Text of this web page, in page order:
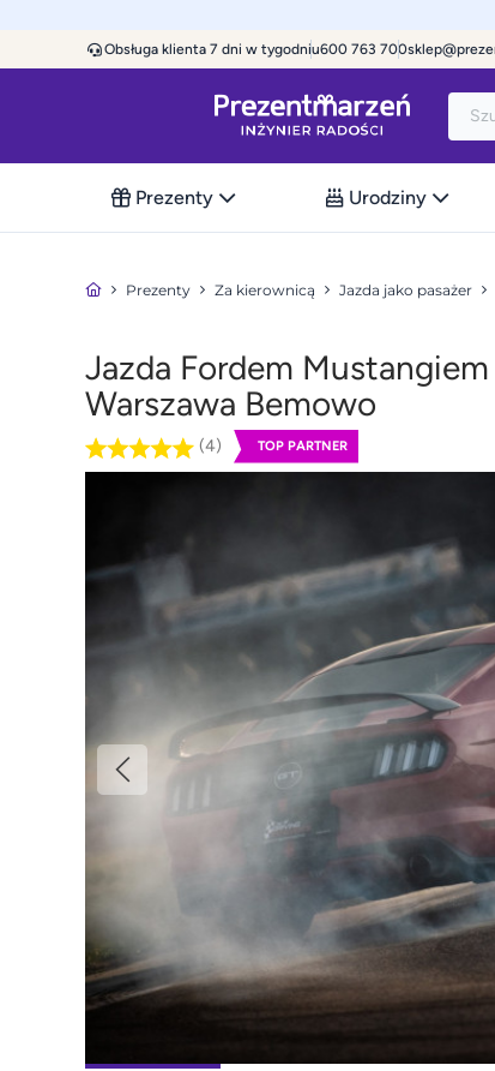
Obsługa klienta 7 dni w tygodniu600 763 700
Prezenty Urodziny
Prezenty Za kierownicą Jazda jako pasażer
Jazda Fordem
Warszawa Bemowo
(4) TOP PARTNER